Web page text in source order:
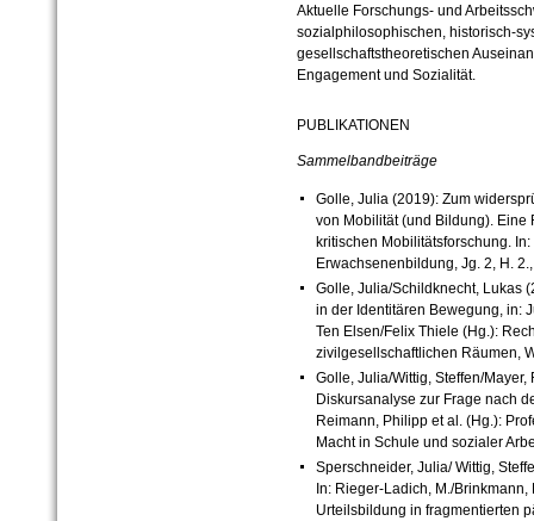
Aktuelle Forschungs- und
sozialphilosophischen, historisch-
gesellschaftstheoretischen
Engagement und Sozialität.
PUBLIKATIONEN
Sammelbandbeiträge
Golle, Julia (2019): Zum
von Mobilität (und Bildung). Eine
kritischen Mobilitätsforschung.
Erwachsenenbildung, Jg. 2, H.
Golle, Julia/Schildknecht, Lukas
in der Identitären Bewegung, in:
Ten Elsen/Felix Thiele (Hg.):
zivilgesellschaftlichen Räumen,
Golle, Julia/Wittig, Steffen/
Diskursanalyse zur Frage nach
Reimann, Philipp et al. (Hg.):
Macht in Schule und sozialer
Sperschneider, Julia/ Wittig,
In: Rieger-Ladich, M./
Urteilsbildung in fragmentierten